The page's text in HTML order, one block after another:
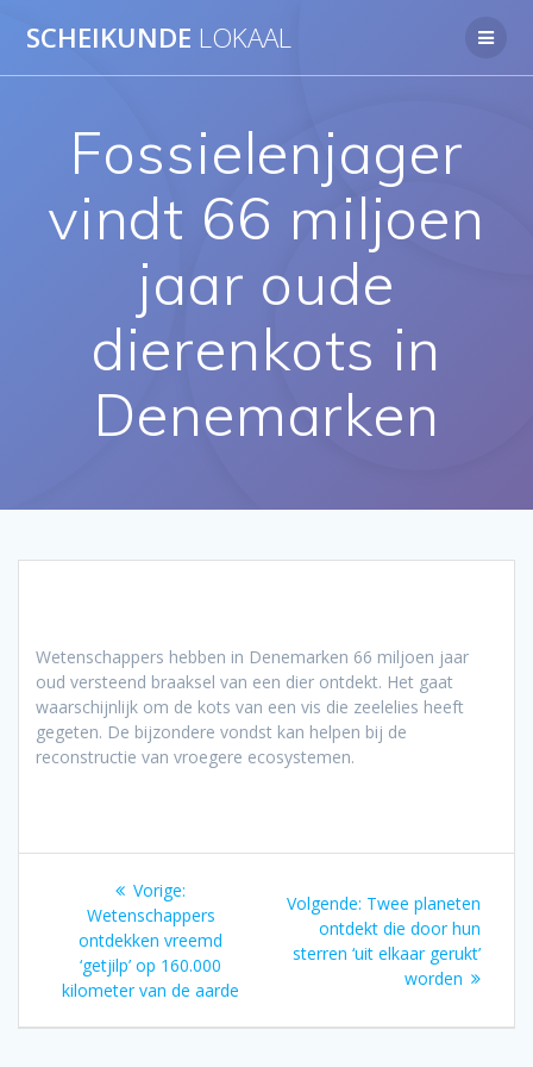
naar
SCHEIKUNDE LOKAAL
Fossielenjager
vindt 66 miljoen
jaar oude
dierenkots in
Denemarken
Wetenschappers hebben in Denemarken 66 miljoen jaar
oud versteend braaksel van een dier ontdekt. Het gaat
waarschijnlijk om de kots van een vis die zeelelies heeft
gegeten. De bijzondere vondst kan helpen bij de
reconstructie van vroegere ecosystemen.
Bericht
navigatie
Vorige:
bericht:
Wetenschappers
ontdekken vreemd
‘getjilp’ op 160.000
kilometer van de aarde
Volgende: Volgend
bericht:
Twee planeten
ontdekt die door hun
sterren ‘uit elkaar gerukt’
worden